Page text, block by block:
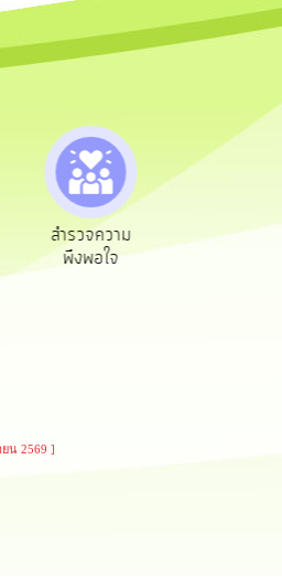
ผู้รับเบีย
ยังชีพ
ประเมินภ
ยน 2569 ]